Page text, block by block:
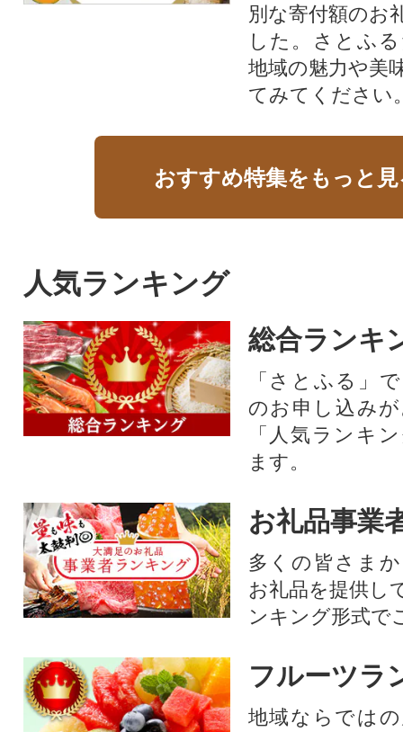
別な寄付額のお
した。さとふ
地域の魅力や美
てみてください
おすすめ特集をもっと
人気ランキング
総合ランキ
「さとふる」
のお申し込み
「人気ランキ
ます。
お礼品事業
多くの皆さま
お礼品を提供し
ンキング形式で
フルーツラ
地域ならでは